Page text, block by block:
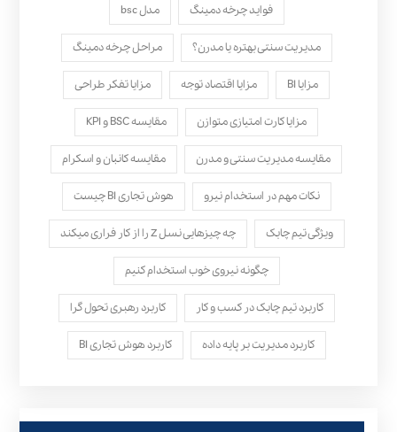
فواید چرخه دمینگ مدل bsc
مدیریت سنتی بهتره یا مدرن؟ مراحل چرخه دمینگ
مزایا BI مزایا اقتصاد توجه مزایا تفکر طراحی
مزایا کارت امتیازی متوازن مقایسه BSC و KPI
مقایسه مدیریت سنتی و مدرن مقایسه کانبان و اسکرام
نکات مهم در استخدام نیرو هوش تجاری BI چیست
ویژگی تیم چابک چه چیزهایی نسل Z را از کار فراری میکند
چگونه نیروی خوب استخدام کنیم
کاربرد تیم چابک در کسب و کار کاربرد رهبری تحول‌ گرا
کاربرد مدیریت بر پایه داده کاربرد هوش تجاری BI